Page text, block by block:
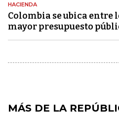
HACIENDA
Colombia se ubica entre
mayor presupuesto
MÁS DE LA